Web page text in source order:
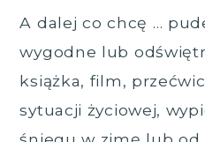
A dalej co chcę …
wygodne lub
książka, film,
sytuacji życiowej,